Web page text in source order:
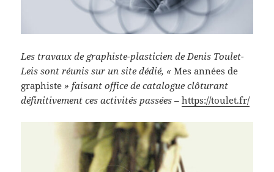
Les travaux de graphiste-plasticien de Denis Toulet-
Leis sont réunis sur un site dédié, «Mes années de
graphiste» faisant office de catalogue clôturant
définitivement ces activités passées –https://toulet.fr/